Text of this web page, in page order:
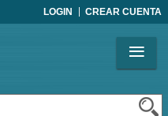
LOGIN CREAR CUENTA